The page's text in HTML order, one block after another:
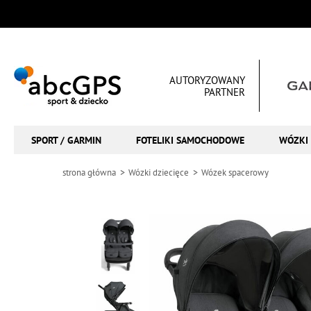
AUTORYZOWANY
PARTNER
SPORT / GARMIN FOTELIKI SAMOCHODOWE WÓZKI
strona główna Wózki dziecięce Wózek spacerowy